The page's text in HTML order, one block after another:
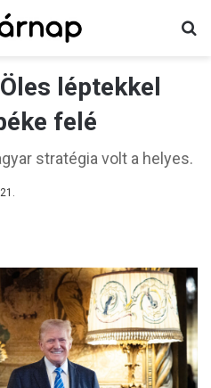
léptekkel
felé
stratégia volt a helyes.